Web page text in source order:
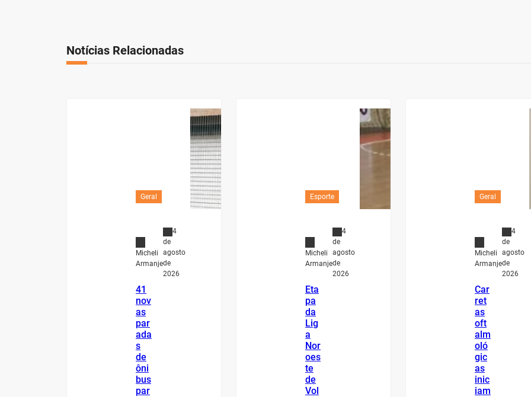
Notícias Relacionadas
Geral
Micheli
Armanje
4
de
agosto
de
2026
41
nov
as
par
ada
s
de
ôni
bus
par
Esporte
Micheli
Armanje
4
de
agosto
de
2026
Eta
pa
da
Lig
a
Nor
oes
te
de
Vol
Geral
Micheli
Armanje
4
de
agosto
de
2026
Car
ret
as
oft
alm
oló
gic
as
inic
iam